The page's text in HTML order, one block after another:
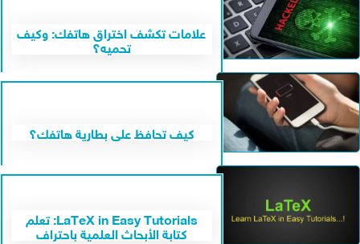
علامات تكشف اختراق هاتفك: وكيف
تحميه؟
كيف تحافظ على بطارية هاتفك؟
LaTeX in Easy Tutorials: تعلم
كتابة الأبحاث العلمية باحتراف